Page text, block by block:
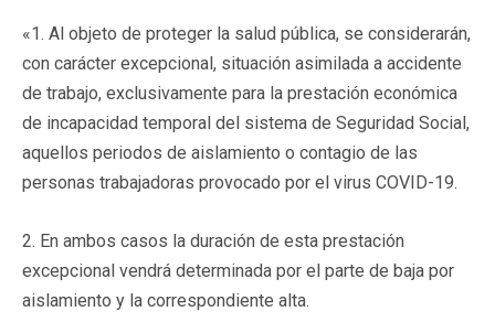
«1. Al objeto de proteger la salud pública, se considerarán,
con carácter excepcional, situación asimilada a accidente
de trabajo, exclusivamente para la prestación económica
de incapacidad temporal del sistema de Seguridad Social,
aquellos periodos de aislamiento o contagio de las
personas trabajadoras provocado por el virus COVID-19.
2. En ambos casos la duración de esta prestación
excepcional vendrá determinada por el parte de baja por
aislamiento y la correspondiente alta.